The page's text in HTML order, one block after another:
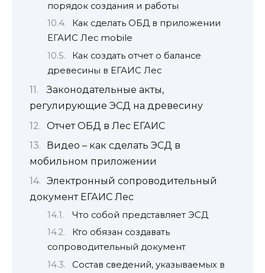
порядок создания и работы
Как сделать ОБД в приложении
ЕГАИС Лес mobile
Как создать отчет о балансе
древесины в ЕГАИС Лес
Законодательные акты,
регулирующие ЭСД на древесину
Отчет ОБД в Лес ЕГАИС
Видео – как сделать ЭСД в
мобильном приложении
Электронный сопроводительный
документ ЕГАИС Лес
Что собой представляет ЭСД
Кто обязан создавать
сопроводительный документ
Состав сведений, указываемых в